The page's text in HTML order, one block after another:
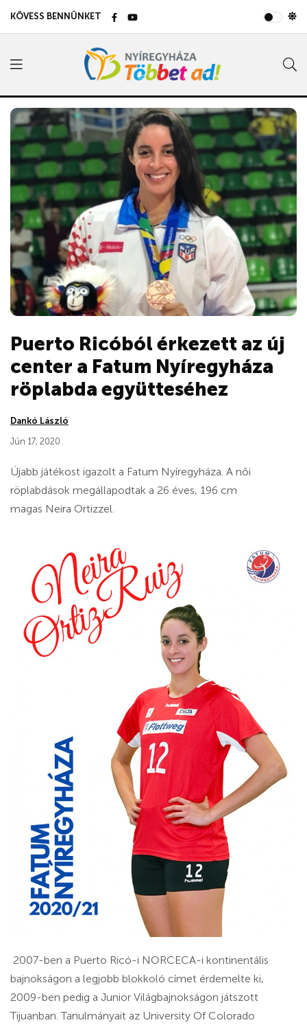
KÖVESS BENNÜNKET
Puerto Ricóból érkezett az új
center a Fatum Nyíregyháza
röplabda együtteséhez
Dankó László
Jún 17, 2020
Újabb játékost igazolt a Fatum Nyíregyháza. A női
röplabdások megállapodtak a 26 éves, 196 cm
magas Neira Ortizzel.
2007-ben a Puerto Ricó-i NORCECA-i kontinentális
bajnokságon a legjobb blokkoló címet érdemelte ki,
2009-ben pedig a Junior Világbajnokságon játszott
Tijuanban. Tanulmányait az University Of Colorado